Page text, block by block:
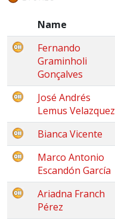
Name
Fernando
Graminholi
Gonçalves
José Andrés
Lemus Velazquez
Bianca Vicente
Marco Antonio
Escandón García
Ariadna Franch
Pérez